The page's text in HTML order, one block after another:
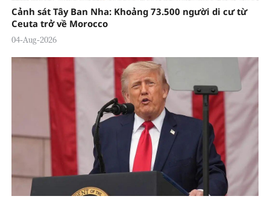
Cảnh sát Tây Ban Nha: Khoảng 73.500 người di cư từ
Ceuta trở về Morocco
04-Aug-2026